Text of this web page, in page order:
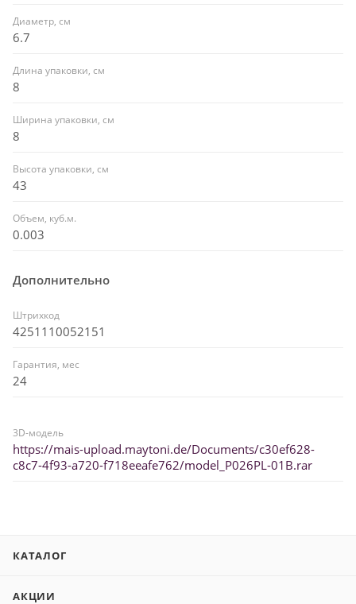
Диаметр, см
6.7
Длина упаковки, см
8
Ширина упаковки, см
8
Высота упаковки, см
43
Объем, куб.м.
0.003
Дополнительно
Штрихкод
4251110052151
Гарантия, мес
24
3D-модель
https://mais-upload.maytoni.de/Documents/c30ef628-
c8c7-4f93-a720-f718eeafe762/model_P026PL-01B.rar
КАТАЛОГ
АКЦИИ